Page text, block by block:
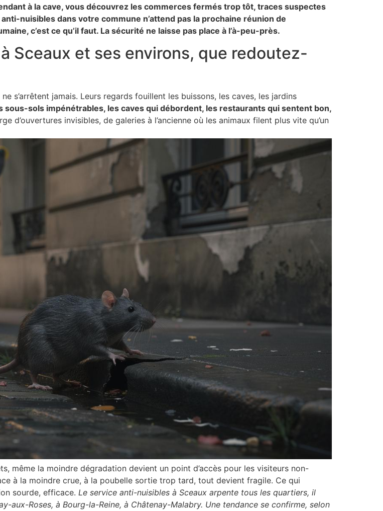
à la cave, vous découvrez les commerces fermés trop tôt, traces suspectes
nuisibles dans votre commune n’attend pas la prochaine réunion de
c’est ce qu’il faut. La sécurité ne laisse pas place à l’à-peu-près.
Sceaux et ses environs, que redoutez-
s’arrêtent jamais. Leurs regards fouillent les buissons, les caves, les jardins
sous-sols impénétrables, les caves qui débordent, les restaurants qui sentent bon,
d’ouvertures invisibles, de galeries à l’ancienne où les animaux filent plus vite qu’un
même la moindre dégradation devient un point d’accès pour les visiteurs non-
à la moindre crue, à la poubelle sortie trop tard, tout devient fragile. Ce qui
sourde, efficace. Le service anti-nuisibles à Sceaux arpente tous les quartiers, il
aux-Roses, à Bourg-la-Reine, à Châtenay-Malabry. Une tendance se confirme, selon